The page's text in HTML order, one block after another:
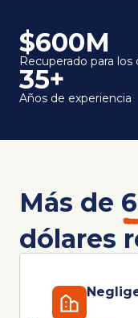
$600M
Recuperado para los
35+
Años de experiencia
Más de
dólares